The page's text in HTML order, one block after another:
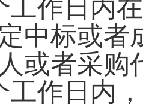
工作日内
中标或者
者采购代
工作日内